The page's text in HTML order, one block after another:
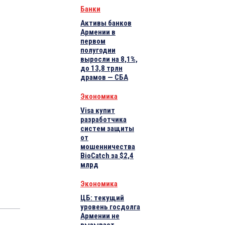
Банки
Активы банков
Армении в
первом
полугодии
выросли на 8,1%,
до 13,8 трлн
драмов — СБА
Экономика
Visa купит
разработчика
систем защиты
от
мошенничества
BioCatch за $2,4
млрд
Экономика
ЦБ: текущий
уровень госдолга
Армении не